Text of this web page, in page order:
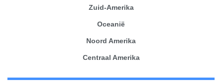
Zuid-Amerika
Oceanië
Noord Amerika
Centraal Amerika